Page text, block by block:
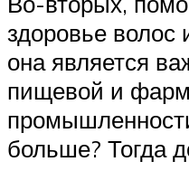
здоровье волос
она является
пищевой и
больше? Тогда